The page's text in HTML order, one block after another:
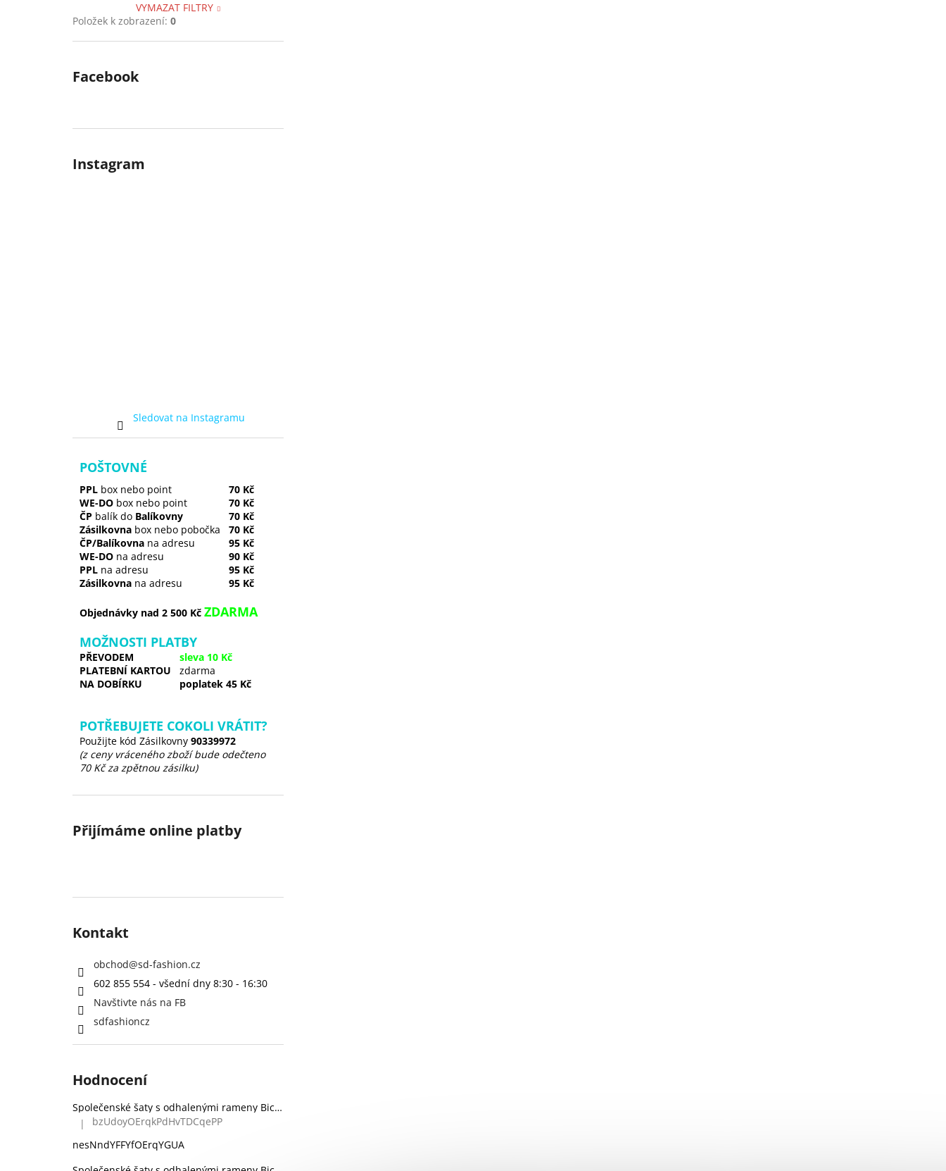
VYMAZAT FILTRY
Položek k zobrazení: 0
Facebook
Instagram
Sledovat na Instagramu
POŠTOVNÉ
PPL box nebo point
70 Kč
WE-DO box nebo point
70 Kč
ČP balík do Balíkovny
70 Kč
Zásilkovna box nebo pobočka
70 Kč
ČP/Balíkovna na adresu
95 Kč
WE-DO na adresu
90 Kč
PPL na adresu
95 Kč
Zásilkovna na adresu 95 Kč
Objednávky nad 2 500 Kč ZDARMA
MOŽNOSTI PLATBY
PŘEVODEM
sleva 10 Kč
PLATEBNÍ KARTOU
zdarma
NA DOBÍRKU
poplatek 45 Kč
POTŘEBUJETE COKOLI VRÁTIT?
Použijte kód Zásilkovny 90339972
(z ceny vráceného zboží bude odečteno
70 Kč za zpětnou zásilku)
Přijímáme online platby
Kontakt
obchod@sd-fashion.cz
602 855 554 - všední dny 8:30 - 16:30
Navštivte nás na FB
sdfashioncz
Hodnocení
Společenské šaty s odhalenými rameny Bicotone 336 zelené
Hodnocení produktu je 5 z 5 hvězdiček.
|
bzUdoyOErqkPdHvTDCqePP
nesNndYFFYfOErqYGUA